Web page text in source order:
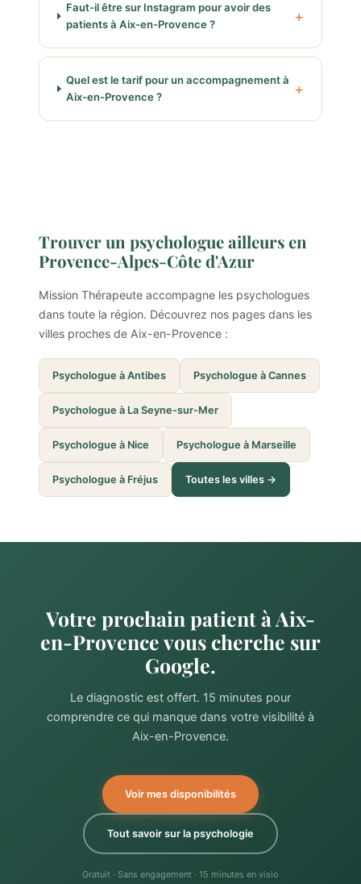
Faut-il être sur Instagram pour avoir des
patients à Aix-en-Provence ?
Quel est le tarif pour un accompagnement à
Aix-en-Provence ?
Trouver un psychologue ailleurs en
Provence-Alpes-Côte d'Azur
Mission Thérapeute accompagne les psychologues
dans toute la région. Découvrez nos pages dans les
villes proches de Aix-en-Provence :
Psychologue à Antibes Psychologue à Cannes
Psychologue à La Seyne-sur-Mer
Psychologue à Nice Psychologue à Marseille
Psychologue à Fréjus Toutes les villes →
Votre prochain patient à Aix-
en-Provence vous cherche sur
Google.
Le diagnostic est offert. 15 minutes pour
comprendre ce qui manque dans votre visibilité à
Aix-en-Provence.
Voir mes disponibilités
Tout savoir sur la psychologie
Gratuit · Sans engagement · 15 minutes en visio